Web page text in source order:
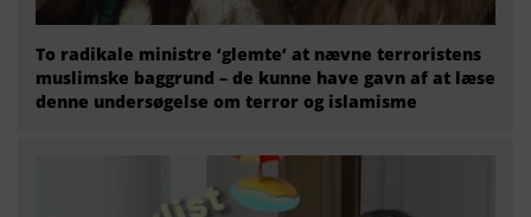
To radikale ministre ‘glemte’ at nævne terroristens
muslimske baggrund – de kunne have gavn af at læse
denne undersøgelse om terror og islamisme